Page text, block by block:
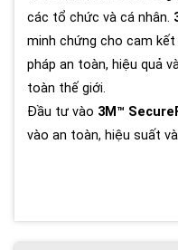
các tổ chức và cá nhân.
minh chứng cho cam
pháp an toàn, hiệu quả
toàn thế giới.
Đầu tư vào 3M™
vào an toàn, hiệu suất